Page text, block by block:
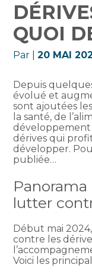
QUOI
Par |20 MAI
Depuis
évolué et
sont ajoutées
la santé, de
développement
dérives qui
développer.
publiée…
lutter
Début mai
contre les
Voici les